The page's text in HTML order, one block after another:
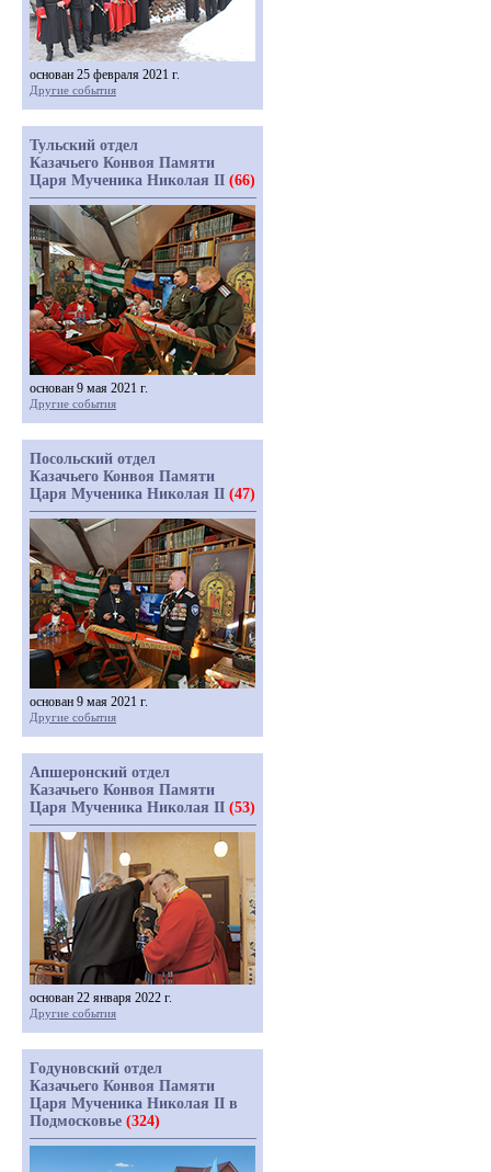
основан 25 февраля 2021 г.
Другие события
Тульский отдел
Казачьего Конвоя Памяти
Царя Мученика Николая II (66)
основан 9 мая 2021 г.
Другие события
Посольский отдел
Казачьего Конвоя Памяти
Царя Мученика Николая II (47)
основан 9 мая 2021 г.
Другие события
Апшеронский отдел
Казачьего Конвоя Памяти
Царя Мученика Николая II (53)
основан 22 января 2022 г.
Другие события
Годуновский отдел
Казачьего Конвоя Памяти
Царя Мученика Николая II в
Подмосковье (324)